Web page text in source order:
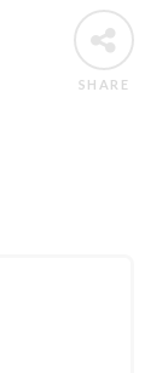
SHARE